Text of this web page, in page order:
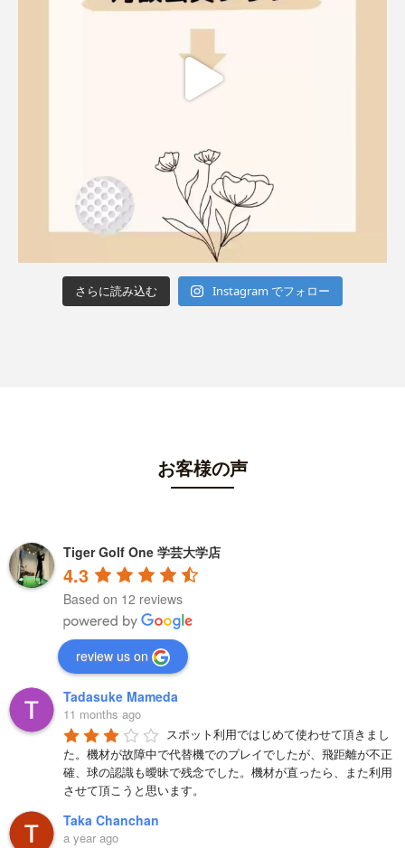
さらに読み込む Instagram でフォロー
お客様の声
Tiger Golf One 学芸大学店
4.3
Based on 12 reviews
review us on
Tadasuke Mameda
11 months ago
スポット利用ではじめて使わせて頂きまし
た。機材が故障中で代替機でのプレイでしたが、飛距離が不正
確、球の認識も曖昧で残念でした。機材が直ったら、また利用
させて頂こうと思います。
Taka Chanchan
a year ago